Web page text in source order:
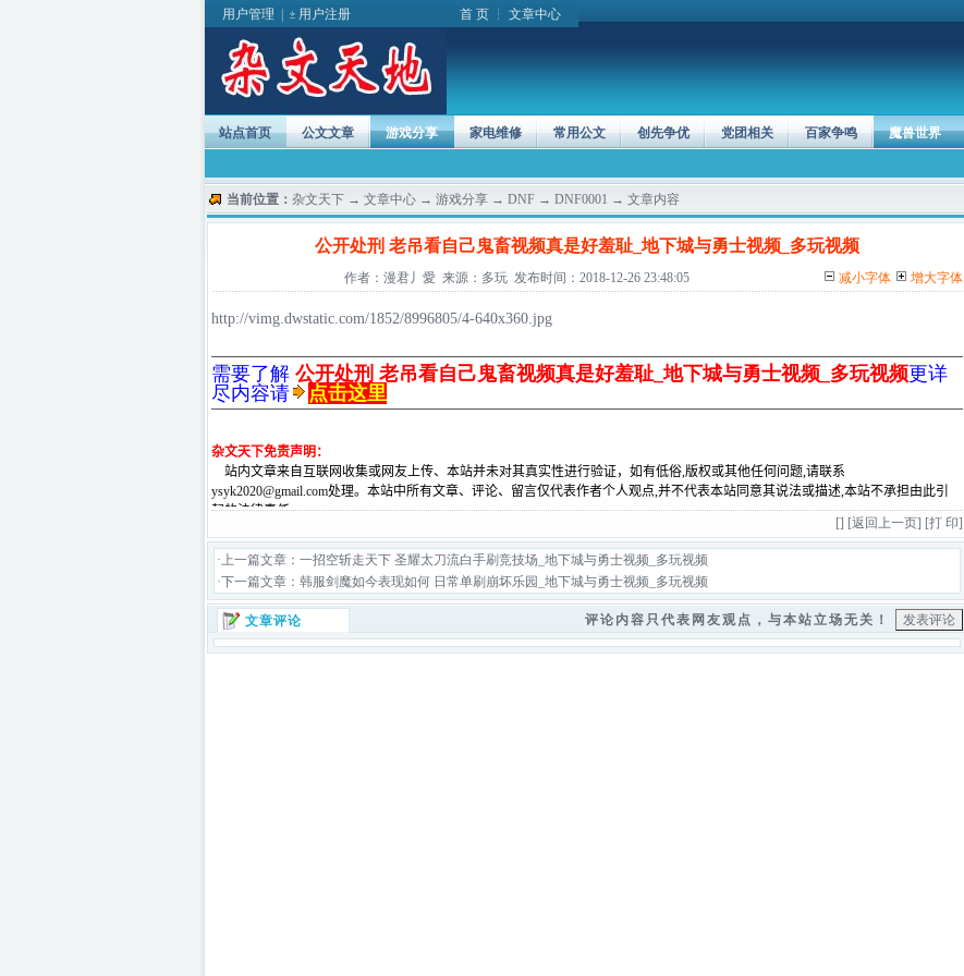
用户管理 用户注册 首 页┆ 文章中心
站点首页 公文文章 游戏分享 家电维修 常用公文 创先争优 党团相关 百家争鸣 魔兽世界
当前位置： 杂文天下→ 文章中心→ 游戏分享→ DNF→ DNF0001 → 文章内容
公开处刑 老吊看自己鬼畜视频真是好羞耻_地下城与勇士视频_多玩视频
减小字体 增大字体
作者：漫君丿愛 来源：多玩 发布时间：2018-12-26 23:48:05
http://vimg.dwstatic.com/1852/8996805/4-640x360.jpg
需要了解公开处刑 老吊看自己鬼畜视频真是好羞耻_地下城与勇士视频_多玩视频更详
尽内容请
点击这里
[] [返回上一页] [打 印]
·上一篇文章： 一招空斩走天下 圣耀太刀流白手刷竞技场_地下城与勇士视频_多玩视频
·下一篇文章： 韩服剑魔如今表现如何 日常单刷崩坏乐园_地下城与勇士视频_多玩视频
文章评论 评论内容只代表网友观点，与本站立场无关！